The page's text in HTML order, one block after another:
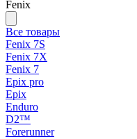
Fenix
Все товары
Fenix 7S
Fenix 7X
Fenix 7
Epix pro
Epix
Enduro
D2™
Forerunner